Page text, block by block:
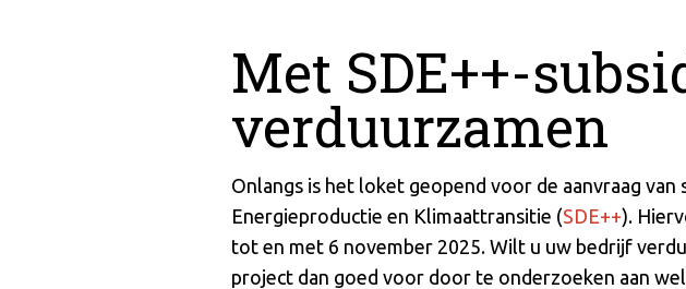
Met SDE++-
verduurzamen
Onlangs is het loket geopend voor de aanvraag
Energieproductie en Klimaattransitie (SDE++).
tot en met 6 november 2025. Wilt u uw bedrijf
project dan goed voor door te onderzoeken aan